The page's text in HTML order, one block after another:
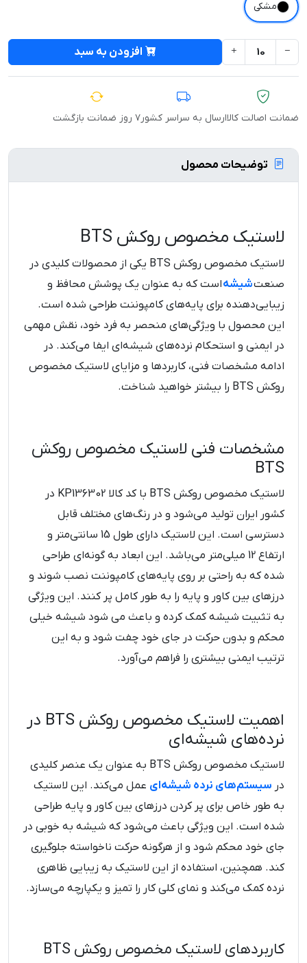
مشکی
افزودن به سبد
ضمانت اصالت کالاارسال به سراسر کشور۷ روز ضمانت بازگشت
توضیحات محصول
لاستیک مخصوص روکش BTS
لاستیک مخصوص روکش BTS یکی از محصولات کلیدی در
صنعتشیشه‌است که به عنوان یک پوشش محافظ و
زیبایی‌دهنده برای پایه‌های کامپوننت طراحی شده است.
این محصول با ویژگی‌های منحصر به فرد خود، نقش مهمی
در ایمنی و استحکام نرده‌های شیشه‌ای ایفا می‌کند. در
ادامه مشخصات فنی، کاربردها و مزایای لاستیک مخصوص
روکش BTS را بیشتر خواهید شناخت.
مشخصات فنی لاستیک مخصوص روکش
BTS
لاستیک مخصوص روکش BTS با کد کالا KP136302 در
کشور ایران تولید می‌شود و در رنگ‌های مختلف قابل
دسترسی است. این لاستیک دارای طول 15 سانتی‌متر و
ارتفاع 12 میلی‌متر می‌باشد. این ابعاد به گونه‌ای طراحی
شده که به راحتی بر روی پایه‌های کامپوننت نصب شوند و
درزهای بین کاور و پایه را به طور کامل پر کنند. این ویژگی
به تثبیت شیشه کمک کرده و باعث می شود شیشه خیلی
محکم و بدون حرکت در جای خود چفت شود و به این
ترتیب ایمنی بیشتری را فراهم می‌آورد.
اهمیت لاستیک مخصوص روکش BTS در
نرده‌های شیشه‌ای
لاستیک مخصوص روکش BTS به عنوان یک عنصر کلیدی
در سیستم‌های نرده شیشه‌ای عمل می‌کند. این لاستیک
به طور خاص برای پر کردن درزهای بین کاور و پایه طراحی
شده است. این ویژگی باعث می‌شود که شیشه به خوبی در
جای خود محکم شود و از هرگونه حرکت ناخواسته جلوگیری
کند. همچنین، استفاده از این لاستیک به زیبایی ظاهری
نرده کمک می‌کند و نمای کلی کار را تمیز و یکپارچه می‌سازد.
کاربردهای لاستیک مخصوص روکش BTS